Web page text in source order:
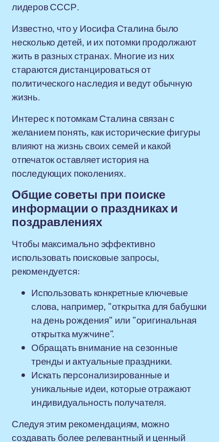
лидеров СССР.
Известно, что у Иосифа Сталина было
несколько детей, и их потомки продолжают
жить в разных странах. Многие из них
стараются дистанцироваться от
политического наследия и ведут обычную
жизнь.
Интерес к потомкам Сталина связан с
желанием понять, как исторические фигуры
влияют на жизнь своих семей и какой
отпечаток оставляет история на
последующих поколениях.
Общие советы при поиске
информации о праздниках и
поздравлениях
Чтобы максимально эффективно
использовать поисковые запросы,
рекомендуется:
Использовать конкретные ключевые
слова, например, "открытка для бабушки
на день рождения" или "оригинальная
открытка мужчине".
Обращать внимание на сезонные
тренды и актуальные праздники.
Искать персонализированные и
уникальные идеи, которые отражают
индивидуальность получателя.
Следуя этим рекомендациям, можно
создавать более релевантный и ценный